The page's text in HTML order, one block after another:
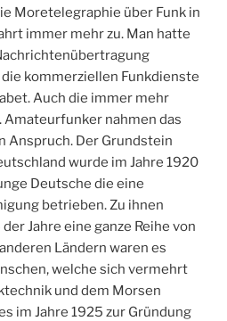
Moretelegraphie über Funk in
immer mehr zu. Man hatte
kommerziellen Funkdienste
Auch die immer mehr
Amateurfunker nahmen das
Anspruch. Der Grundstein
wurde im Jahre 1920
Deutsche die eine
betrieben. Zu ihnen
Jahre eine ganze Reihe von
Ländern waren es
welche sich vermehrt
und dem Morsen
im Jahre 1925 zur Gründung